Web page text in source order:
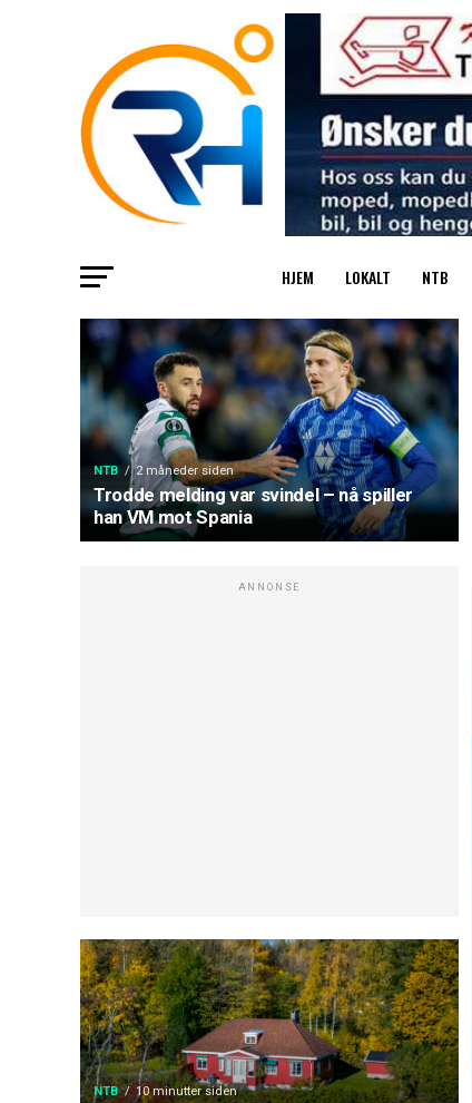
HJEM LOKALT NTB
NTB 2 måneder siden
Trodde melding var svindel – nå spiller
han VM mot Spania
ANNONSE
NTB 10 minutter siden